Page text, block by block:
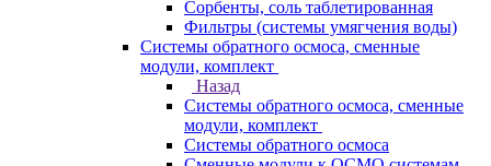
Сорбенты, соль таблетированная
Фильтры (системы умягчения воды)
Системы обратного осмоса, сменные
модули, комплект
Назад
Системы обратного осмоса, сменные
модули, комплект
Системы обратного осмоса